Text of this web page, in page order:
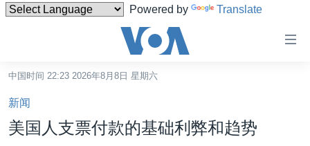
Powered by Translate
碍
链
接
跳
中国时间 22:23 2026年8月8日 星期六
新闻
美国人支票付款的基础利弊和趋势